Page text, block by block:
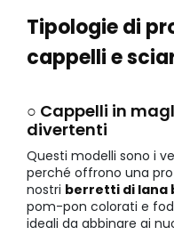
Tipologie di
cappelli e
○ Cappelli in
divertenti
Questi modelli sono i
perché offrono una
nostri berretti di lana
pom-pon colorati e
ideali da abbinare ai